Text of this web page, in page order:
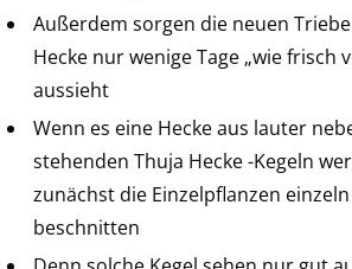
Außerdem sorgen die neuen
Hecke nur wenige Tage „wie frisch
aussieht
Wenn es eine Hecke aus lauter
stehenden Thuja Hecke -Kegeln
zunächst die Einzelpflanzen
beschnitten